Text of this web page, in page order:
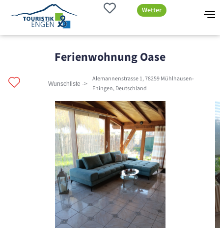
Wetter
Ferienwohnung Oase
Alemannenstrasse 1, 78259 Mühlhausen-
Ehingen, Deutschland
Wunschliste ->